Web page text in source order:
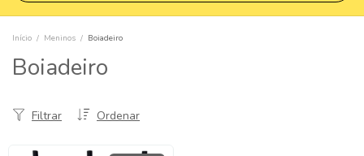
Início / Meninos / Boiadeiro
Boiadeiro
Ordenar
Filtrar